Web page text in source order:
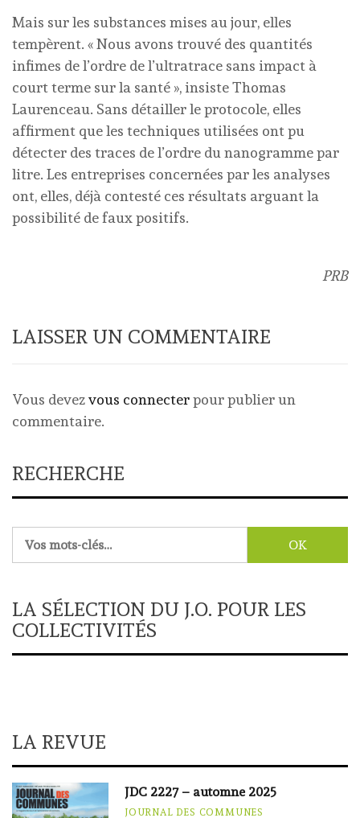
Mais sur les substances mises au jour, elles
tempèrent. « Nous avons trouvé des quantités
infimes de l’ordre de l’ultratrace sans impact à
court terme sur la santé », insiste Thomas
Laurenceau. Sans détailler le protocole, elles
affirment que les techniques utilisées ont pu
détecter des traces de l’ordre du nanogramme par
litre. Les entreprises concernées par les analyses
ont, elles, déjà contesté ces résultats arguant la
possibilité de faux positifs.
PRB
LAISSER UN COMMENTAIRE
Vous devezvous connecterpour publier un
commentaire.
RECHERCHE
LA SÉLECTION DU J.O. POUR LES
COLLECTIVITÉS
LA REVUE
JDC 2227 – automne 2025
JOURNAL DES COMMUNES